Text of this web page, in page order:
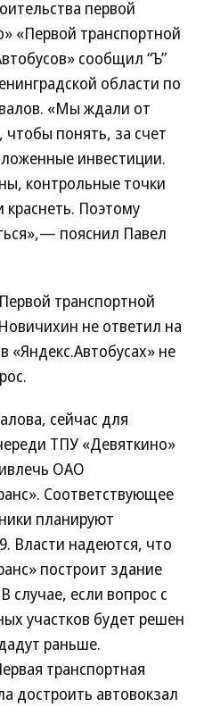
первой
«Первой транспортной
сообщил “Ъ”
области по
«Мы ждали от
чтобы понять, за счет
инвестиции.
контрольные точки
Поэтому
пояснил Павел
транспортной
не ответил на
«Яндекс.Автобусах» не
сейчас для
ТПУ «Девяткино»
ОАО
Соответствующее
планируют
Власти надеются, что
построит здание
случае, если вопрос с
участков будет решен
раньше.
транспортная
достроить автовокзал